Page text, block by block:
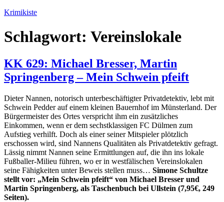
Zum
springen
Krimikiste
Schlagwort: Vereinslokale
KK 629: Michael Bresser, Martin
Springenberg – Mein Schwein pfeift
Dieter Nannen, notorisch unterbeschäftigter Privatdetektiv, lebt mit
Schwein Pedder auf einem kleinen Bauernhof im Münsterland. Der
Bürgermeister des Ortes verspricht ihm ein zusätzliches
Einkommen, wenn er dem sechstklassigen FC Dülmen zum
Aufstieg verhilft. Doch als einer seiner Mitspieler plötzlich
erschossen wird, sind Nannens Qualitäten als Privatdetektiv gefragt.
Lässig nimmt Nannen seine Ermittlungen auf, die ihn ins lokale
Fußballer-Milieu führen, wo er in westfälischen Vereinslokalen
seine Fähigkeiten unter Beweis stellen muss… Simone Schultze
stellt vor: „Mein Schwein pfeift“ von Michael Bresser und
Martin Springenberg, als Taschenbuch bei Ullstein (7,95€, 249
Seiten).